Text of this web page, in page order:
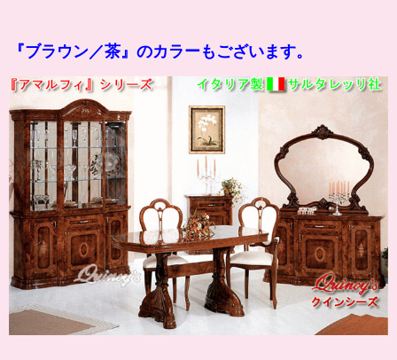
『ブラウン／茶』のカラーもございます。